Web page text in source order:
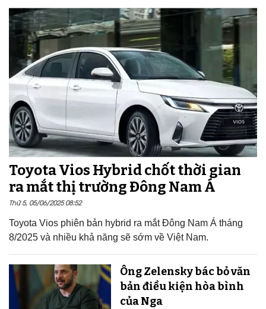
Toyota Vios Hybrid chốt thời gian
ra mắt thị trường Đông Nam Á
Thứ 5, 05/06/2025 08:52
Toyota Vios phiên bản hybrid ra mắt Đông Nam Á tháng
8/2025 và nhiều khả năng sẽ sớm về Việt Nam.
Ông Zelensky bác bỏ văn
bản điều kiện hòa bình
của Nga